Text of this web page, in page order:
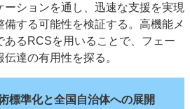
ーションを通し、迅速な支援を実現
する可能性を検証する。高機能メ
あるRCSを用いることで、フェー
達の有用性を探る。
標準化と全国自治体への展開